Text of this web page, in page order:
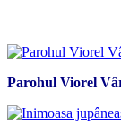
Parohul Viorel